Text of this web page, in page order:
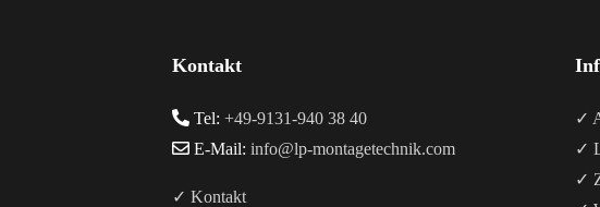
Kontakt
Tel:+49-9131-940 38 40
E-Mail:info@lp-montagetechnik.com
✓ Kontakt
✓
✓
✓